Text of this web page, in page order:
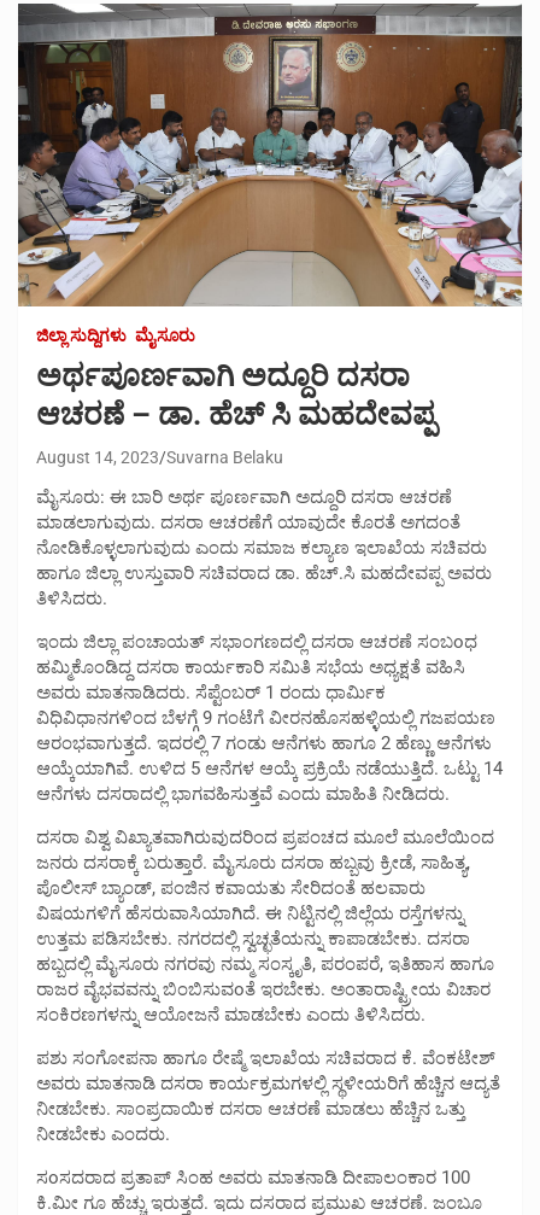
ಜಿಲ್ಲಾ ಸುದ್ದಿಗಳು ಮೈಸೂರು
ಅರ್ಥಪೂರ್ಣವಾಗಿ ಅದ್ದೂರಿ ದಸರಾ
ಆಚರಣೆ – ಡಾ. ಹೆಚ್ ಸಿ ಮಹದೇವಪ್ಪ
August 14, 2023 Suvarna Belaku
ಮೈಸೂರು: ಈ ಬಾರಿ ಅರ್ಥ ಪೂರ್ಣವಾಗಿ ಅದ್ದೂರಿ ದಸರಾ ಆಚರಣೆ
ಮಾಡಲಾಗುವುದು. ದಸರಾ ಆಚರಣೆಗೆ ಯಾವುದೇ ಕೊರತೆ ಅಗದಂತೆ
ನೋಡಿಕೊಳ್ಳಲಾಗುವುದು ಎಂದು ಸಮಾಜ ಕಲ್ಯಾಣ ಇಲಾಖೆಯ ಸಚಿವರು
ಹಾಗೂ ಜಿಲ್ಲಾ ಉಸ್ತುವಾರಿ ಸಚಿವರಾದ ಡಾ. ಹೆಚ್.ಸಿ ಮಹದೇವಪ್ಪ ಅವರು
ತಿಳಿಸಿದರು.
ಇಂದು ಜಿಲ್ಲಾ ಪಂಚಾಯತ್ ಸಭಾಂಗಣದಲ್ಲಿ ದಸರಾ ಆಚರಣೆ ಸಂಬoಧ
ಹಮ್ಮಿಕೊಂಡಿದ್ದ ದಸರಾ ಕಾರ್ಯಕಾರಿ ಸಮಿತಿ ಸಭೆಯ ಅಧ್ಯಕ್ಷತೆ ವಹಿಸಿ
ಅವರು ಮಾತನಾಡಿದರು. ಸೆಪ್ಟೆಂಬರ್ 1 ರಂದು ಧಾರ್ಮಿಕ
ವಿಧಿವಿಧಾನಗಳಿಂದ ಬೆಳಗ್ಗೆ 9 ಗಂಟೆಗೆ ವೀರನಹೊಸಹಳ್ಳಿಯಲ್ಲಿ ಗಜಪಯಣ
ಆರಂಭವಾಗುತ್ತದೆ. ಇದರಲ್ಲಿ 7 ಗಂಡು ಆನೆಗಳು ಹಾಗೂ 2 ಹೆಣ್ಣು ಆನೆಗಳು
ಆಯ್ಕೆಯಾಗಿವೆ. ಉಳಿದ 5 ಆನೆಗಳ ಆಯ್ಕೆ ಪ್ರಕ್ರಿಯೆ ನಡೆಯುತ್ತಿದೆ. ಒಟ್ಟು 14
ಆನೆಗಳು ದಸರಾದಲ್ಲಿ ಭಾಗವಹಿಸುತ್ತವೆ ಎಂದು ಮಾಹಿತಿ ನೀಡಿದರು.
ದಸರಾ ವಿಶ್ವ ವಿಖ್ಯಾತವಾಗಿರುವುದರಿಂದ ಪ್ರಪಂಚದ ಮೂಲೆ ಮೂಲೆಯಿಂದ
ಜನರು ದಸರಾಕ್ಕೆ ಬರುತ್ತಾರೆ. ಮೈಸೂರು ದಸರಾ ಹಬ್ಬವು ಕ್ರೀಡೆ, ಸಾಹಿತ್ಯ,
ಪೊಲೀಸ್ ಬ್ಯಾಂಡ್, ಪಂಜಿನ ಕವಾಯತು ಸೇರಿದಂತೆ ಹಲವಾರು
ವಿಷಯಗಳಿಗೆ ಹೆಸರುವಾಸಿಯಾಗಿದೆ. ಈ ನಿಟ್ಟಿನಲ್ಲಿ ಜಿಲ್ಲೆಯ ರಸ್ತೆಗಳನ್ನು
ಉತ್ತಮ ಪಡಿಸಬೇಕು. ನಗರದಲ್ಲಿ ಸ್ವಚ್ಛತೆಯನ್ನು ಕಾಪಾಡಬೇಕು. ದಸರಾ
ಹಬ್ಬದಲ್ಲಿ ಮೈಸೂರು ನಗರವು ನಮ್ಮ ಸಂಸ್ಕೃತಿ, ಪರಂಪರೆ, ಇತಿಹಾಸ ಹಾಗೂ
ರಾಜರ ವೈಭವವನ್ನು ಬಿಂಬಿಸುವoತೆ ಇರಬೇಕು. ಅಂತಾರಾಷ್ಟ್ರೀಯ ವಿಚಾರ
ಸಂಕಿರಣಗಳನ್ನು ಆಯೋಜನೆ ಮಾಡಬೇಕು ಎಂದು ತಿಳಿಸಿದರು.
ಪಶು ಸಂಗೋಪನಾ ಹಾಗೂ ರೇಷ್ಮೆ ಇಲಾಖೆಯ ಸಚಿವರಾದ ಕೆ. ವೆಂಕಟೇಶ್
ಅವರು ಮಾತನಾಡಿ ದಸರಾ ಕಾರ್ಯಕ್ರಮಗಳಲ್ಲಿ ಸ್ಥಳೀಯರಿಗೆ ಹೆಚ್ಚಿನ ಆದ್ಯತೆ
ನೀಡಬೇಕು. ಸಾಂಪ್ರದಾಯಿಕ ದಸರಾ ಆಚರಣೆ ಮಾಡಲು ಹೆಚ್ಚಿನ ಒತ್ತು
ನೀಡಬೇಕು ಎಂದರು.
ಸoಸದರಾದ ಪ್ರತಾಪ್ ಸಿಂಹ ಅವರು ಮಾತನಾಡಿ ದೀಪಾಲಂಕಾರ 100
ಕಿ.ಮೀ ಗೂ ಹೆಚ್ಚು ಇರುತ್ತದೆ. ಇದು ದಸರಾದ ಪ್ರಮುಖ ಆಚರಣೆ. ಜಂಬೂ